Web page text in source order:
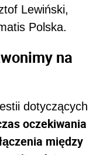
Lewiński,
Polska.
na
dotyczących
oczekiwania
między